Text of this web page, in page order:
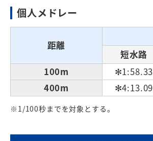
個人メドレー
距離
短水路
100m
✻1:58.33
400m
✻4:13.09
※1/100秒までを対象とする。